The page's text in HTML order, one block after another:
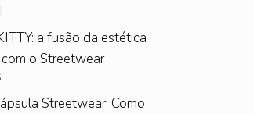
a fusão da estética
o Streetwear
Streetwear: Como